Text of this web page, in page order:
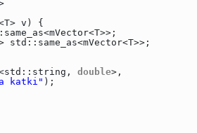
v) {
double>,
katki" );